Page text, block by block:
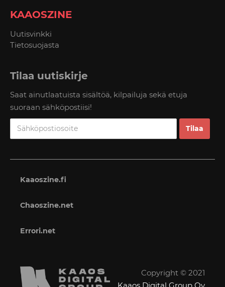
KAAOSZINE
Uutisvinkki
Tietosuojasta
Tilaa uutiskirje
Saat ainutlaatuista sisältöä, kilpailuja sekä etuja
suoraan sähköpostiisi!
Kaaoszine.fi
Chaoszine.net
Errori.net
Copyright © 2021